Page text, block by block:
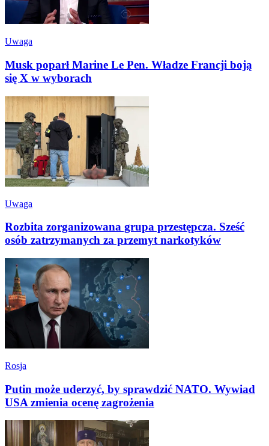
Uwaga
Musk poparł Marine Le Pen. Władze Francji boją
się X w wyborach
Uwaga
Rozbita zorganizowana grupa przestępcza. Sześć
osób zatrzymanych za przemyt narkotyków
Rosja
Putin może uderzyć, by sprawdzić NATO. Wywiad
USA zmienia ocenę zagrożenia